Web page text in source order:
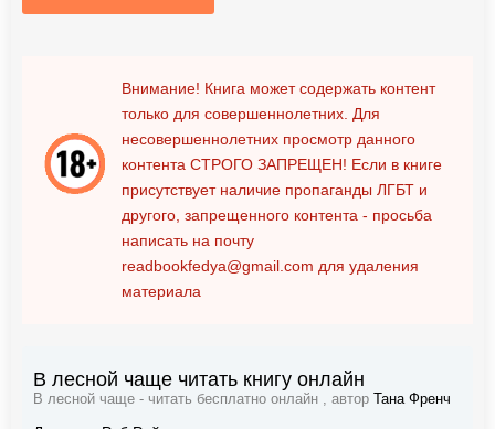
Внимание! Книга может содержать контент
только для совершеннолетних. Для
несовершеннолетних просмотр данного
контента СТРОГО ЗАПРЕЩЕН! Если в книге
присутствует наличие пропаганды ЛГБТ и
другого, запрещенного контента - просьба
написать на почту
readbookfedya@gmail.com для удаления
материала
В лесной чаще читать книгу онлайн
В лесной чаще - читать бесплатно онлайн , автор Тана Френч